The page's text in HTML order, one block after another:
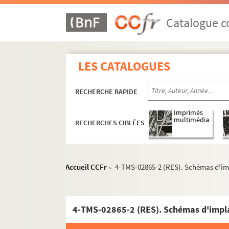
Catalogue
LES CATALOGUES
RECHERCHE RAPIDE
RECHERCHES CIBLÉES
Imprimés
multimédia
Accueil CCFr > 4-TMS-02865-2 (RES). Schémas
4-TMS-02865-2 (RES). Schémas
André Sylvane, Jean Gascogne. Le sursis :
Steve Passeur. Suzanne : comédie en 3 actes.
Roger Martin du Gard. Un taciturne : pièce
Georges Feydeau. Tailleur pour dames :
André Mouezy-Eon, Alfred Vercourt et Jean
Slawomir Mrozek. Tango : pièce en 3
Lardenois. La Tante Bazu : comédie-
Maurice Boniface, Edouard Bodin. La tante
André Mouëzy-Eon, Henri Bataille. T'auras
Yvan Noë. Teddy and Partner : comédie en 3